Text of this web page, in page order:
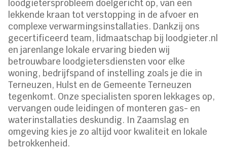
loodgietersprobleem doelgericht op, van een
lekkende kraan tot verstopping in de afvoer en
complexe verwarmingsinstallaties. Dankzij ons
gecertificeerd team, lidmaatschap bij loodgieter.nl
en jarenlange lokale ervaring bieden wij
betrouwbare loodgietersdiensten voor elke
woning, bedrijfspand of instelling zoals je die in
Terneuzen, Hulst en de Gemeente Terneuzen
tegenkomt. Onze specialisten sporen lekkages op,
vervangen oude leidingen of monteren gas- en
waterinstallaties deskundig. In Zaamslag en
omgeving kies je zo altijd voor kwaliteit en lokale
betrokkenheid.